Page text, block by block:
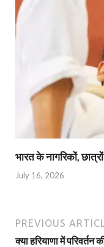
भारत के नागरिकों,
July 16, 2026
PREVIOUS
क्या हरियाणा में परिवर्तन